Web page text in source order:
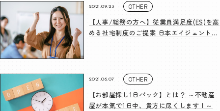
2021.09.23 OTHER
【人事/総務の方へ】従業員満足度(ES)を高
める社宅制度のご提案 日本エイジェント法
2021.06.07 OTHER
【お部屋探し1日パック】とは？ ～不動産
屋が本気で1日中、貴方に尽くします！～